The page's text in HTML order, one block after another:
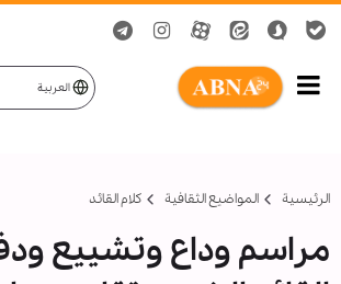
العربية
الرئيسية المواضیع الثقافية کلام القائد
مراسم وداع وتشييع